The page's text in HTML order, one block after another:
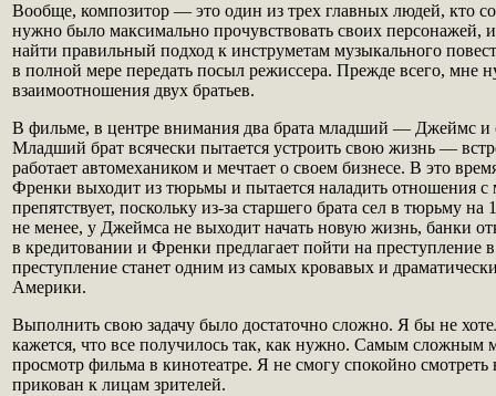
Вообще, композитор — это один из трех главных людей, кто
нужно было максимально прочувствовать своих персонажей,
найти правильный подход к инструметам музыкального
в полной мере передать посыл режиссера. Прежде всего, мне
взаимоотношения двух братьев.
В фильме, в центре внимания два брата младший — Джеймс
Младший брат всячески пытается устроить свою жизнь —
работает автомехаником и мечтает о своем бизнесе. В это
Френки выходит из тюрьмы и пытается наладить отношения
препятствует, поскольку из-за старшего брата сел в тюрьму на
не менее, у Джеймса не выходит начать новую жизнь, банки
в кредитовании и Френки предлагает пойти на преступление
преступление станет одним из самых кровавых и
Америки.
Выполнить свою задачу было достаточно сложно. Я бы не
кажется, что все получилось так, как нужно. Самым сложным
просмотр фильма в кинотеатре. Я не смогу спокойно смотреть
прикован к лицам зрителей.